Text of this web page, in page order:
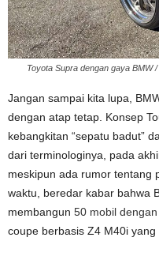
Toyota Supra dengan gaya BMW
Jangan sampai kita lupa,
dengan atap tetap. Konsep
kebangkitan “sepatu badut”
dari terminologinya, pada
meskipun ada rumor tentang
waktu, beredar kabar bahwa
membangun 50 mobil
coupe berbasis Z4 M40i